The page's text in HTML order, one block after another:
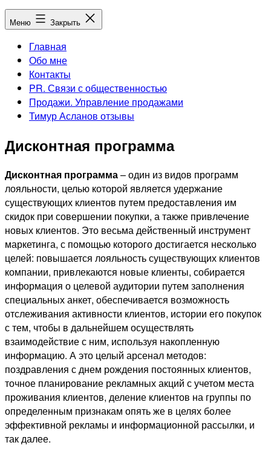
Меню Закрыть
Главная
Обо мне
Контакты
PR. Связи с общественностью
Продажи. Управление продажами
Тимур Асланов отзывы
Дисконтная программа
Дисконтная программа– один из видов программ
лояльности, целью которой является удержание
существующих клиентов путем предоставления им
скидок при совершении покупки, а также привлечение
новых клиентов. Это весьма действенный инструмент
маркетинга, с помощью которого достигается несколько
целей: повышается лояльность существующих клиентов
компании, привлекаются новые клиенты, собирается
информация о целевой аудитории путем заполнения
специальных анкет, обеспечивается возможность
отслеживания активности клиентов, истории его покупок
с тем, чтобы в дальнейшем осуществлять
взаимодействие с ним, используя накопленную
информацию. А это целый арсенал методов:
поздравления с днем рождения постоянных клиентов,
точное планирование рекламных акций с учетом места
проживания клиентов, деление клиентов на группы по
определенным признакам опять же в целях более
эффективной рекламы и информационной рассылки, и
так далее.